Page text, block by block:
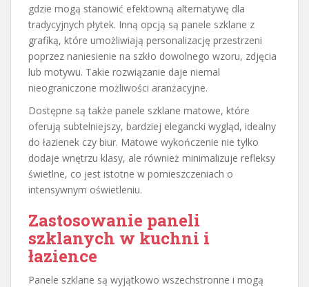
gdzie mogą stanowić efektowną alternatywę dla
tradycyjnych płytek. Inną opcją są panele szklane z
grafiką, które umożliwiają personalizację przestrzeni
poprzez naniesienie na szkło dowolnego wzoru, zdjęcia
lub motywu. Takie rozwiązanie daje niemal
nieograniczone możliwości aranżacyjne.
Dostępne są także panele szklane matowe, które
oferują subtelniejszy, bardziej elegancki wygląd, idealny
do łazienek czy biur. Matowe wykończenie nie tylko
dodaje wnętrzu klasy, ale również minimalizuje refleksy
świetlne, co jest istotne w pomieszczeniach o
intensywnym oświetleniu.
Zastosowanie paneli
szklanych w kuchni i
łazience
Panele szklane są wyjątkowo wszechstronne i mogą